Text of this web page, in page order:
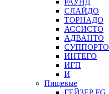
РАУНД
СЛАЙДО
ТОРНАДО
АССИСТО
АДВАНТО
СУППОРТО
ИНТЕГО
ИГП
И
Пищевые
ГЕЙЗЕР FG